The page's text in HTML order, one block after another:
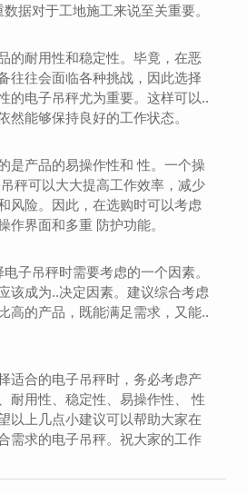
据对于工地施工来说至关重要。
的耐用性和稳定性。毕竟，在恶
往往会面临各种挑战，因此选择
的电子吊秤尤为重要。这样可以..
然能够保持良好的工作状态。
是产品的易操作性和 性。一个操
秤可以大大提高工作效率，减少
风险。因此，在选购时可以考虑
作界面和多重 防护功能。
子吊秤时需要考虑的一个因素。
该成为..决定因素。建议综合考虑
高的产品，既能满足需求，又能..
适合的电子吊秤时，务必考虑产
耐用性、稳定性、易操作性、 性
以上几点小建议可以帮助大家在
需求的电子吊秤。祝大家的工作